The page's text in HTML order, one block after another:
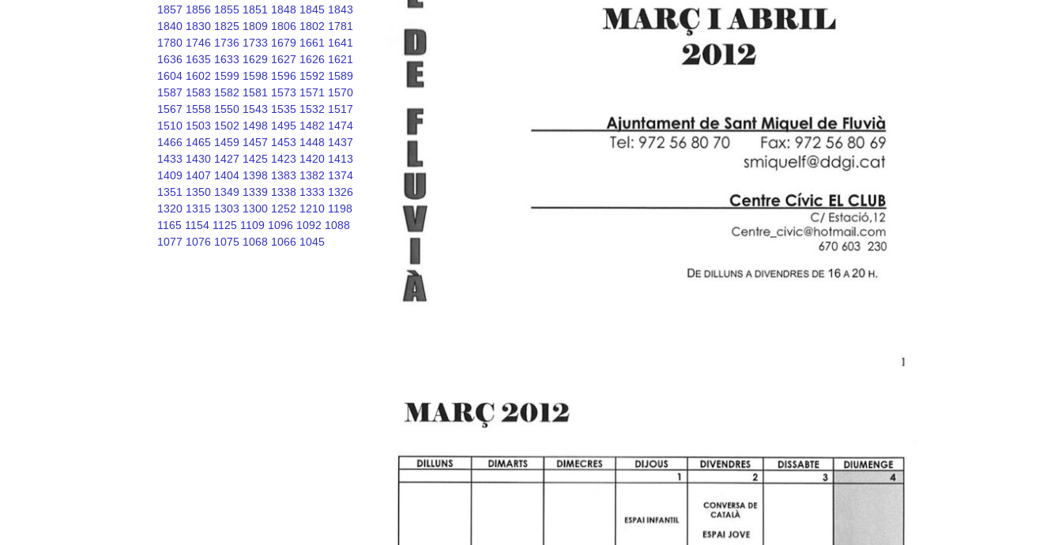
1857 1856 1855 1851 1848 1845 1843
1840 1830 1825 1809 1806 1802 1781
1780 1746 1736 1733 1679 1661 1641
1636 1635 1633 1629 1627 1626 1621
1604 1602 1599 1598 1596 1592 1589
1587 1583 1582 1581 1573 1571 1570
1567 1558 1550 1543 1535 1532 1517
1510 1503 1502 1498 1495 1482 1474
1466 1465 1459 1457 1453 1448 1437
1433 1430 1427 1425 1423 1420 1413
1409 1407 1404 1398 1383 1382 1374
1351 1350 1349 1339 1338 1333 1326
1320 1315 1303 1300 1252 1210 1198
1165 1154 1125 1109 1096 1092 1088
1077 1076 1075 1068 1066 1045